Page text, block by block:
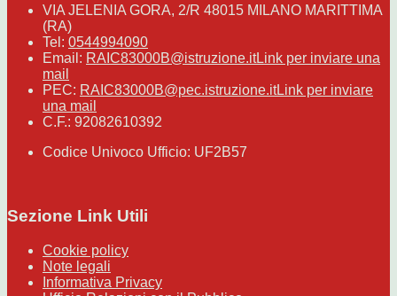
VIA JELENIA GORA, 2/R 48015 MILANO MARITTIMA
(RA)
Tel: 0544994090
Email: RAIC83000B@istruzione.itLink per inviare una
mail
PEC: RAIC83000B@pec.istruzione.itLink per inviare
una mail
C.F.: 92082610392
Codice Univoco Ufficio: UF2B57
Sezione Link Utili
Cookie policy
Note legali
Informativa Privacy